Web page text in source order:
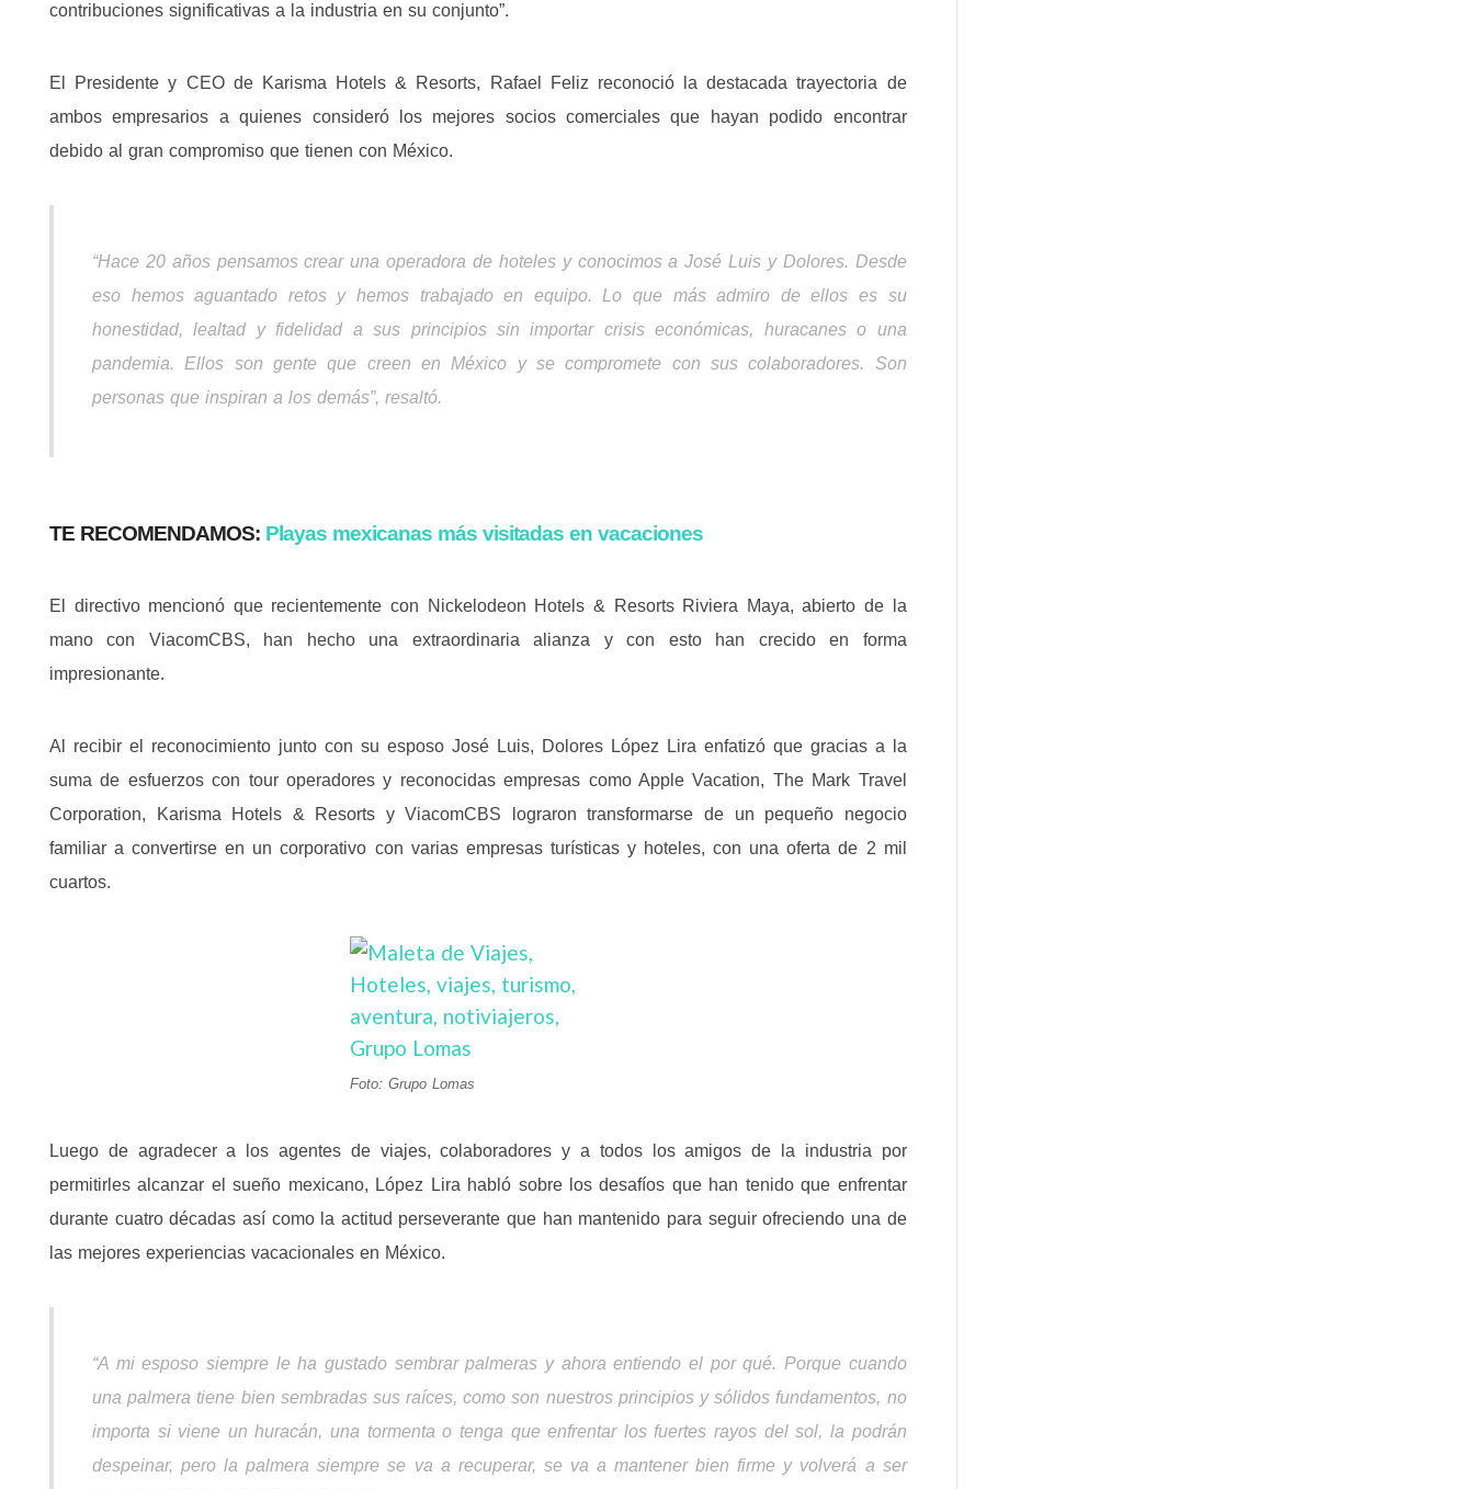
contribuciones significativas a la industria en su conjunto”.
El Presidente y CEO de Karisma Hotels & Resorts, Rafael Feliz reconoció la destacada trayectoria de
ambos empresarios a quienes consideró los mejores socios comerciales que hayan podido encontrar
debido al gran compromiso que tienen con México.
“Hace 20 años pensamos crear una operadora de hoteles y conocimos a José Luis y Dolores. Desde
eso hemos aguantado retos y hemos trabajado en equipo. Lo que más admiro de ellos es su
honestidad, lealtad y fidelidad a sus principios sin importar crisis económicas, huracanes o una
pandemia. Ellos son gente que creen en México y se compromete con sus colaboradores. Son
personas que inspiran a los demás”, resaltó.
TE RECOMENDAMOS: Playas mexicanas más visitadas en vacaciones
El directivo mencionó que recientemente con Nickelodeon Hotels & Resorts Riviera Maya, abierto de la
mano con ViacomCBS, han hecho una extraordinaria alianza y con esto han crecido en forma
impresionante.
Al recibir el reconocimiento junto con su esposo José Luis, Dolores López Lira enfatizó que gracias a la
suma de esfuerzos con tour operadores y reconocidas empresas como Apple Vacation, The Mark Travel
Corporation, Karisma Hotels & Resorts y ViacomCBS lograron transformarse de un pequeño negocio
familiar a convertirse en un corporativo con varias empresas turísticas y hoteles, con una oferta de 2 mil
cuartos.
Foto: Grupo Lomas
Luego de agradecer a los agentes de viajes, colaboradores y a todos los amigos de la industria por
permitirles alcanzar el sueño mexicano, López Lira habló sobre los desafíos que han tenido que enfrentar
durante cuatro décadas así como la actitud perseverante que han mantenido para seguir ofreciendo una de
las mejores experiencias vacacionales en México.
“A mi esposo siempre le ha gustado sembrar palmeras y ahora entiendo el por qué. Porque cuando
una palmera tiene bien sembradas sus raíces, como son nuestros principios y sólidos fundamentos, no
importa si viene un huracán, una tormenta o tenga que enfrentar los fuertes rayos del sol, la podrán
despeinar, pero la palmera siempre se va a recuperar, se va a mantener bien firme y volverá a ser